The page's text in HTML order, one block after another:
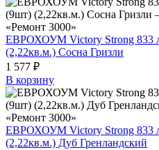
ЕВРОХОУМ Victory Strong 833
(2,22кв.м.) Сосна Гризли
1 577 ₽
В корзину
ЕВРОХОУМ Victory Strong 833
(2,22кв.м.) Дуб Гренландский